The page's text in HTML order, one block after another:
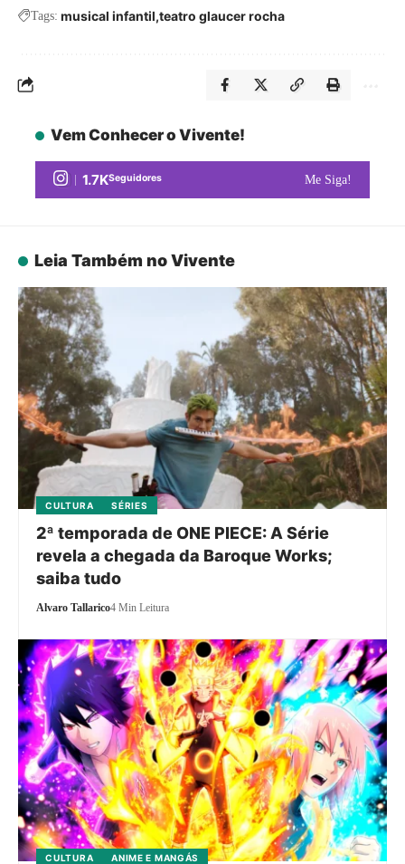
Tags: musical infantil teatro glaucer rocha
Vem Conhecer o Vivente!
1.7KSeguidores Me Siga!
Leia Também no Vivente
CULTURA SÉRIES
2ª temporada de ONE PIECE: A Série
revela a chegada da Baroque Works;
saiba tudo
Alvaro Tallarico4 Min Leitura
CULTURA ANIME E MANGÁS